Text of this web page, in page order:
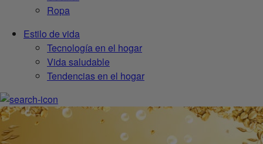
Ropa
Estilo de vida
Tecnología en el hogar
Vida saludable
Tendencias en el hogar